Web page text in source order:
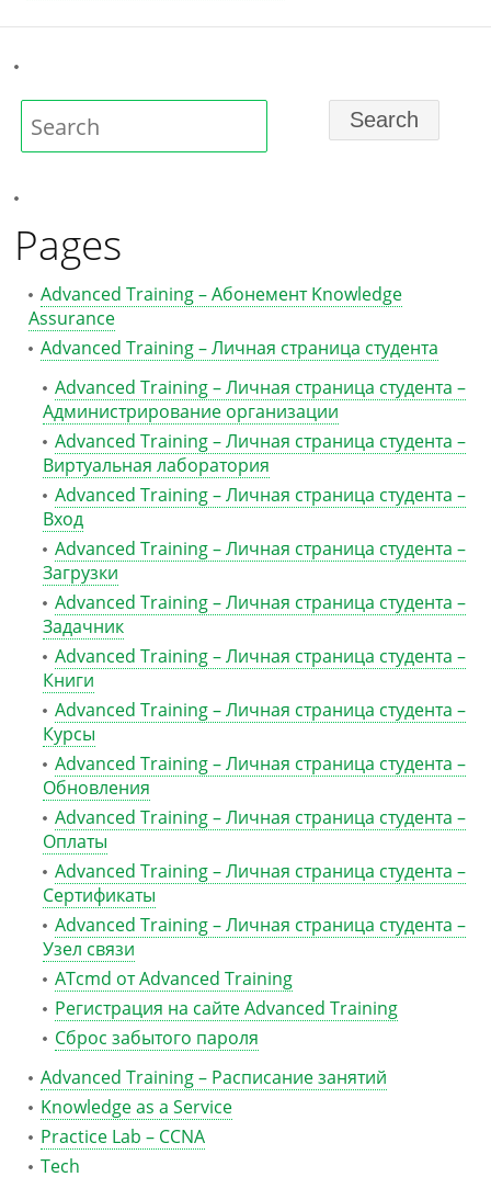
Pages
Advanced Training – Абонемент Knowledge
Assurance
Advanced Training – Личная страница студента
Advanced Training – Личная страница студента –
Администрирование организации
Advanced Training – Личная страница студента –
Виртуальная лаборатория
Advanced Training – Личная страница студента –
Вход
Advanced Training – Личная страница студента –
Загрузки
Advanced Training – Личная страница студента –
Задачник
Advanced Training – Личная страница студента –
Книги
Advanced Training – Личная страница студента –
Курсы
Advanced Training – Личная страница студента –
Обновления
Advanced Training – Личная страница студента –
Оплаты
Advanced Training – Личная страница студента –
Сертификаты
Advanced Training – Личная страница студента –
Узел связи
ATcmd от Advanced Training
Регистрация на сайте Advanced Training
Сброс забытого пароля
Advanced Training – Расписание занятий
Knowledge as a Service
Practice Lab – CCNA
Tech